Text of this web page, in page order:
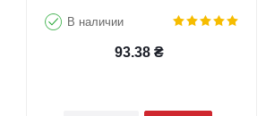
В наличии
93.38₴